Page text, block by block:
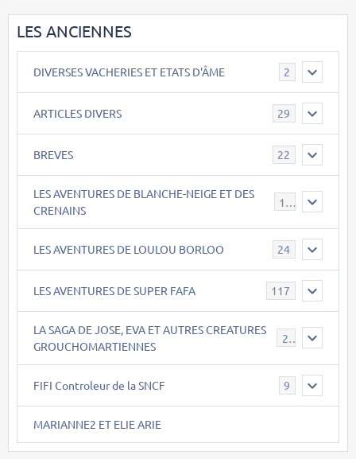
LES ANCIENNES
DIVERSES VACHERIES ET ETATS D'ÂME 2
ARTICLES DIVERS 29
BREVES 22
LES AVENTURES DE BLANCHE-NEIGE ET DES
CRENAINS
17
LES AVENTURES DE LOULOU BORLOO 24
LES AVENTURES DE SUPER FAFA 117
LA SAGA DE JOSE, EVA ET AUTRES CREATURES
GROUCHOMARTIENNES
26
FIFI Controleur de la SNCF 9
MARIANNE2 ET ELIE ARIE